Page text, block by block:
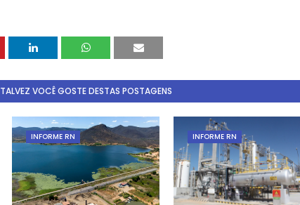
TALVEZ VOCÊ GOSTE DESTAS POSTAGENS
INFORME RN INFORME RN